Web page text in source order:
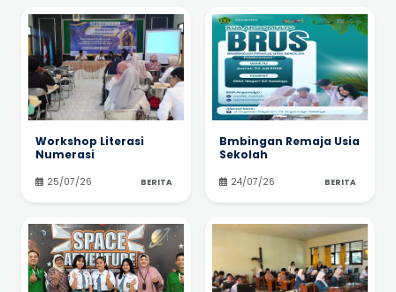
Workshop Literasi
Numerasi
25/07/26 BERITA
Bmbingan Remaja Usia
Sekolah
24/07/26 BERITA